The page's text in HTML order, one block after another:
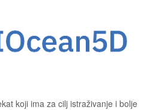
koji ima za cilj istraživanje i bolje